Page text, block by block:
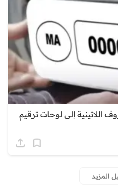
اللاتينية إلى لوحات ترقيم
المزيد